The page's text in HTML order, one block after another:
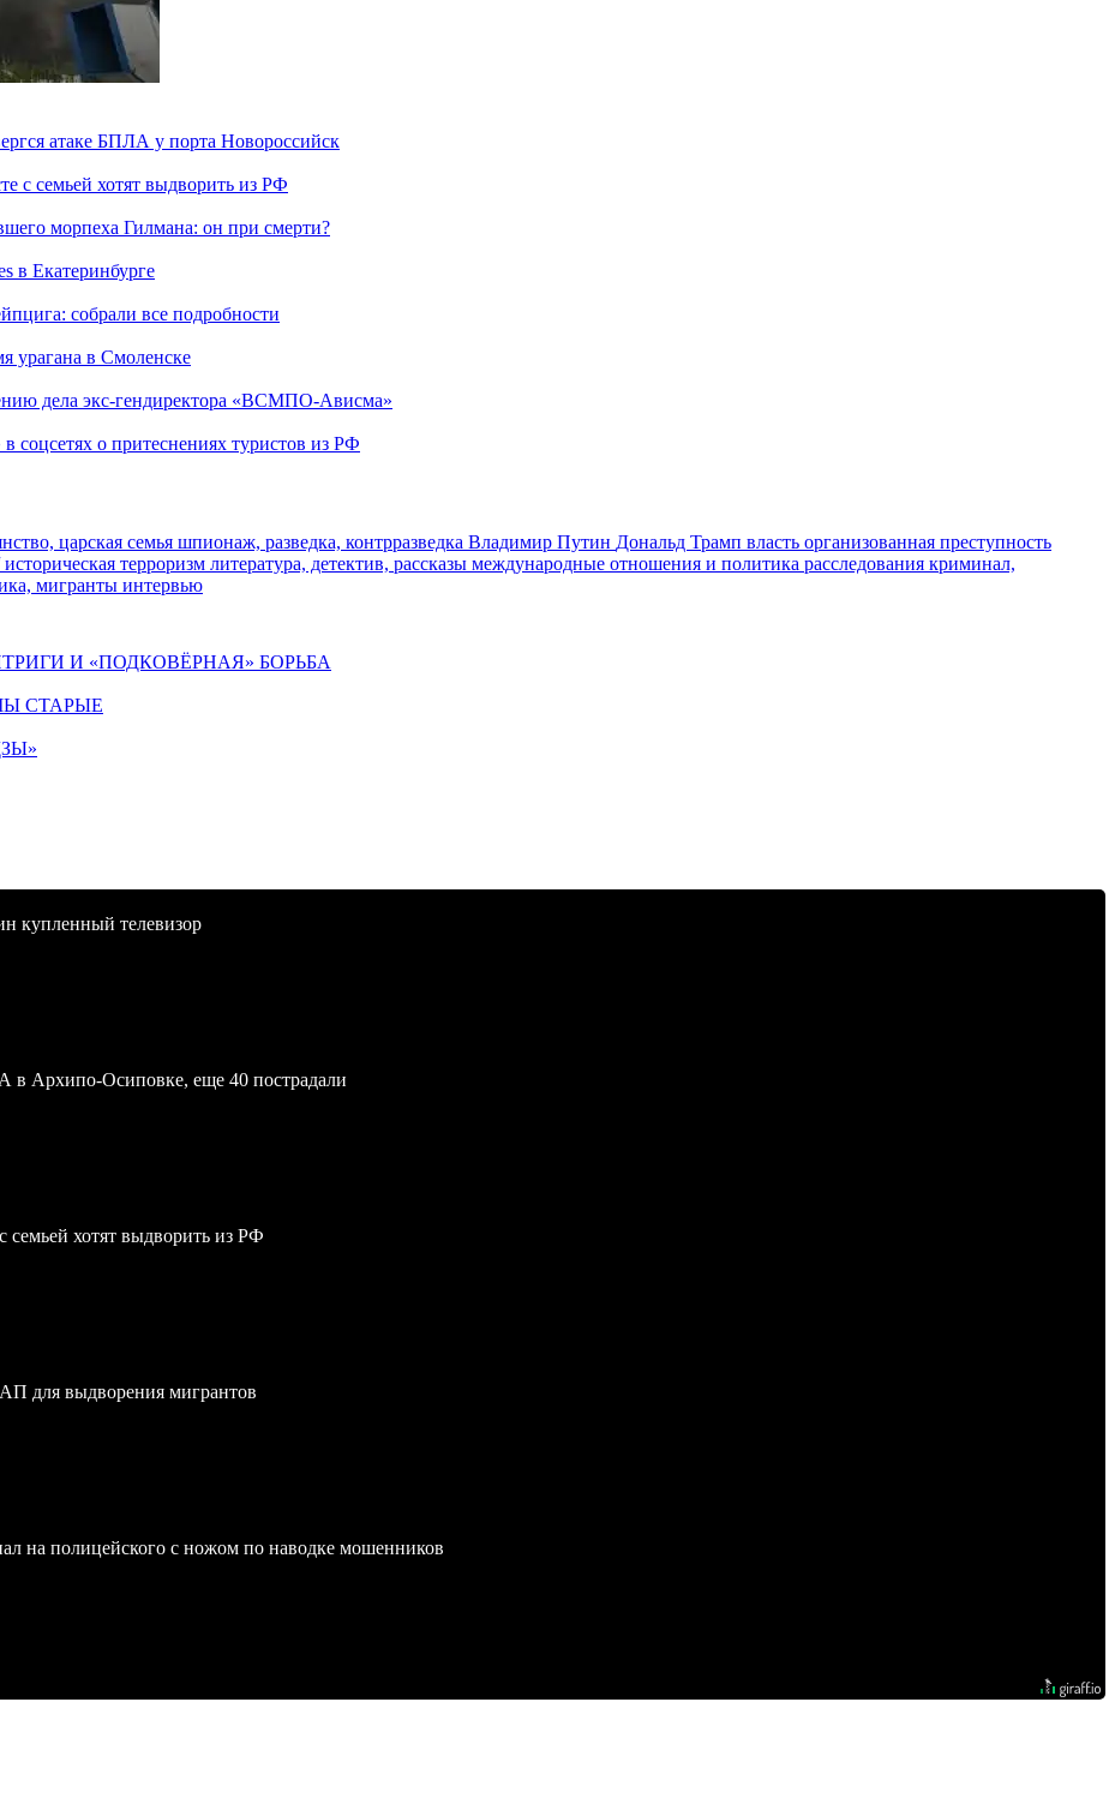
атаке БПЛА у порта Новороссийск
с семьей хотят выдворить из РФ
морпеха Гилмана: он при смерти?
в Екатеринбурге
собрали все подробности
урагана в Смоленске
дела экс-гендиректора «ВСМПО-Ависма»
соцсетях о притеснениях туристов из РФ
царская семья шпионаж, разведка, контрразведка Владимир Путин Дональд Трамп власть организованная преступность
терроризм литература, детектив, рассказы международные отношения и политика расследования криминал,
мигранты интервью
И «ПОДКОВЁРНАЯ» БОРЬБА
СТАРЫЕ
купленный телевизор
в Архипо-Осиповке, еще 40 пострадали
семьей хотят выдворить из РФ
для выдворения мигрантов
на полицейского с ножом по наводке мошенников